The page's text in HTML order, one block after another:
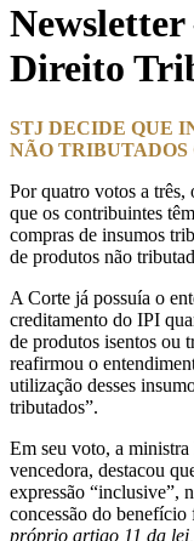
Newsletter
Direito
STJ DECIDE QUE
NÃO
Por quatro votos a
que os contribuintes
compras de insumos
de produtos não
A Corte já possuía o
creditamento do IPI
de produtos isentos ou
reafirmou o
utilização desses
tributados”.
Em seu voto, a
vencedora, destacou
expressão “inclusive”,
concessão do
próprio artigo 11 da